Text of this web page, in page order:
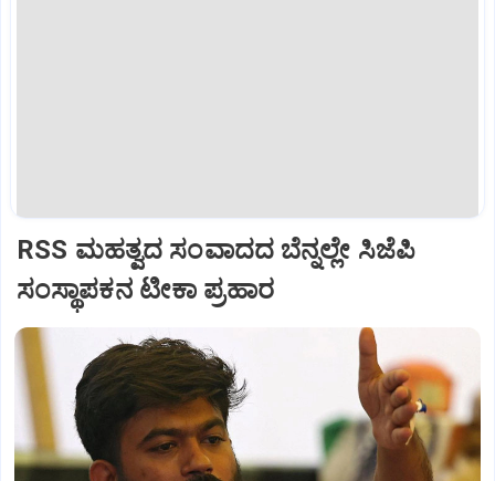
RSS ಮಹತ್ವದ ಸಂವಾದದ ಬೆನ್ನಲ್ಲೇ ಸಿಜೆಪಿ
ಸಂಸ್ಥಾಪಕನ ಟೀಕಾ ಪ್ರಹಾರ